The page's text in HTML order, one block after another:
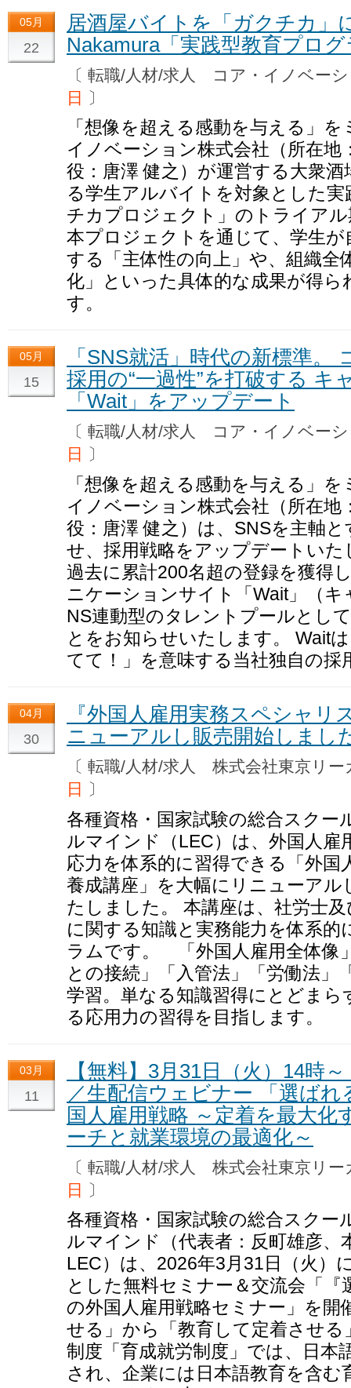
05月
22
居酒屋バイトを「ガクチカ」
Nakamura「実践型教育プロ
〔 転職/人材/求人 コア・イノベー
日
〕
「想像を超える感動を与える」
イノベーション株式会社（所在地
役：唐澤 健之）が運営する大衆
る学生アルバイトを対象とした
チカプロジェクト」のトライア
本プロジェクトを通じて、学生が
する「主体性の向上」や、組織全
化」といった具体的な成果が得
す。
05月
15
「SNS就活」時代の新標準
採用の“一過性”を打破する キ
「Wait」をアップデート
〔 転職/人材/求人 コア・イノベー
日
〕
「想像を超える感動を与える」
イノベーション株式会社（所在地
役：唐澤 健之）は、SNSを主軸
せ、採用戦略をアップデートい
過去に累計200名超の登録を獲得
ニケーションサイト「Wait」（
NS連動型のタレントプールとし
とをお知らせいたします。 Wait
てて！」を意味する当社独自の採
04月
30
『外国人雇用実務スペシャリ
ニューアルし販売開始しまし
〔 転職/人材/求人 株式会社東京リ
日
〕
各種資格・国家試験の総合スクー
ルマインド（LEC）は、外国人雇
応力を体系的に習得できる「外
養成講座」を大幅にリニューア
たしました。 本講座は、社労士
に関する知識と実務能力を体系
ラムです。 「外国人雇用全体像
との接続」「入管法」「労働法」
学習。単なる知識習得にとどまら
る応用力の習得を目指します。
03月
11
【無料】3月31日（火）14時
／生配信ウェビナー 「選ば
国人雇用戦略 ～定着を最大化
ーチと就業環境の最適化～
〔 転職/人材/求人 株式会社東京リ
日
〕
各種資格・国家試験の総合スクー
ルマインド（代表者：反町雄彦、
LEC）は、2026年3月31日（火）
とした無料セミナー＆交流会「
の外国人雇用戦略セミナー」を
せる」から「教育して定着させる
制度「育成就労制度」では、日本
され、企業には日本語教育を含